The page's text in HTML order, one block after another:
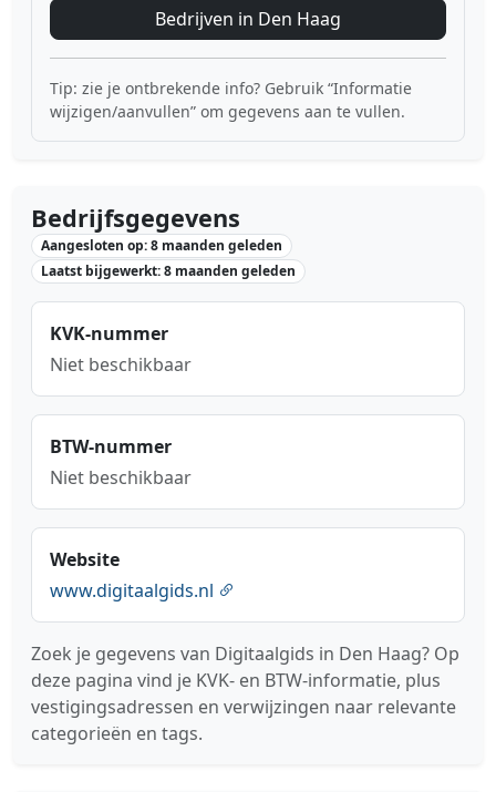
Bedrijven in Den Haag
Tip: zie je ontbrekende info? Gebruik “Informatie
wijzigen/aanvullen” om gegevens aan te vullen.
Bedrijfsgegevens
Aangesloten op: 8 maanden geleden
Laatst bijgewerkt: 8 maanden geleden
KVK-nummer
Niet beschikbaar
BTW-nummer
Niet beschikbaar
Website
www.digitaalgids.nl
Zoek je gegevens van Digitaalgids in Den Haag? Op
deze pagina vind je KVK- en BTW-informatie, plus
vestigingsadressen en verwijzingen naar relevante
categorieën en tags.